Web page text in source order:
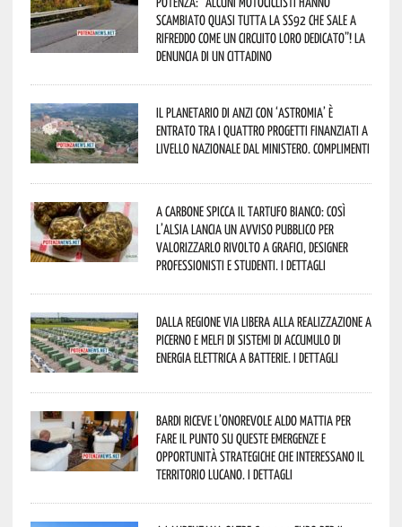
scambiato quasi tutta la SS92 che sale a
Rifreddo come un circuito loro dedicato”! La
denuncia di un cittadino
Il Planetario di Anzi con ‘Astromia’ è
entrato tra i quattro progetti finanziati a
livello nazionale dal Ministero. Complimenti
A Carbone spicca il tartufo bianco: così
l’Alsia lancia un avviso pubblico per
valorizzarlo rivolto a grafici, designer
professionisti e studenti. I dettagli
Dalla Regione via libera alla realizzazione a
Picerno e Melfi di sistemi di accumulo di
energia elettrica a batterie. I dettagli
Bardi riceve l’onorevole Aldo Mattia per
fare il punto su queste emergenze e
opportunità strategiche che interessano il
territorio lucano. I dettagli